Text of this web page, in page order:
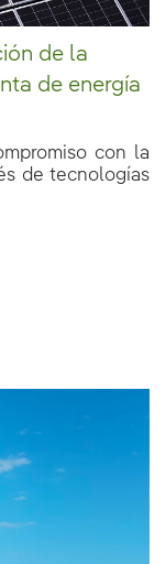
de la
de energía
con la
de tecnologías